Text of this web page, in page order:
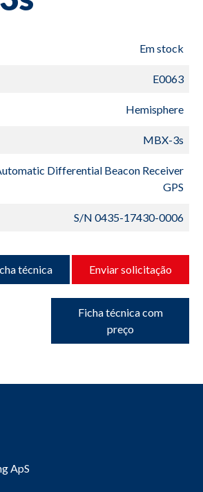
Em stock
E0063
Hemisphere
MBX-3s
Differential Beacon Receiver
GPS
S/N 0435-17430-0006
técnica Enviar solicitação
Ficha técnica com
preço
ApS